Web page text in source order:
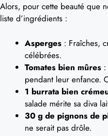
Alors, pour cette beauté que
liste d’ingrédients :
Asperges : Fraîches,
célébrées.
Tomates bien mûres
pendant leur enfance.
1 burrata bien
salade mérite sa diva
30 g de pignons de
ne serait pas drôle.